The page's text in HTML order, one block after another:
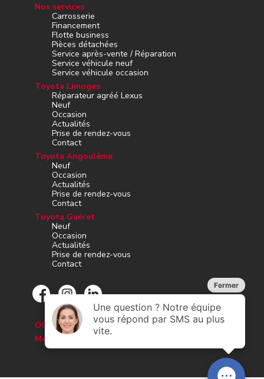
Nos services
Carrosserie
Financement
Flotte business
Pièces détachées
Service après-vente / Réparation
Service véhicule neuf
Service véhicule occasion
Toyota Limoges
Réparateur agréé Lexus
Neuf
Occasion
Actualités
Prise de rendez-vous
Contact
Toyota Angoulême
Neuf
Occasion
Actualités
Prise de rendez-vous
Contact
Toyota Guéret
Neuf
Occasion
Actualités
Prise de rendez-vous
Contact
Offres d’emploi
Mesures d’hygiène